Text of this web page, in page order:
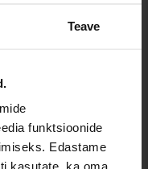
Teave
funktsioonide
Edastame
kasutate, ka oma